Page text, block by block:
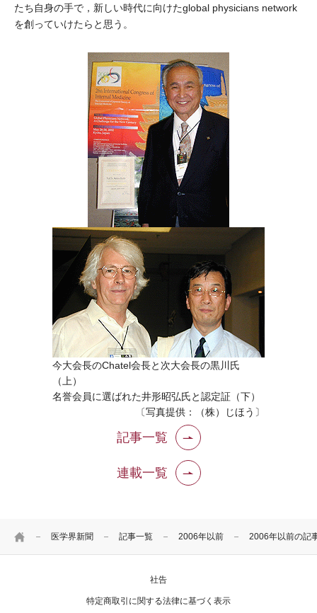
HOME 医学界新聞 記事一覧 2006年以前 2006年以前の記
たち自身の手で，新しい時代に向けたglobal physicians network
を創っていけたらと思う。
今大会長のChatel会長と次大会長の黒川氏
（上）
名誉会員に選ばれた井形昭弘氏と認定証（下）
〔写真提供：（株）じほう〕
記事一覧
連載一覧
社告
特定商取引に関する法律に基づく表示